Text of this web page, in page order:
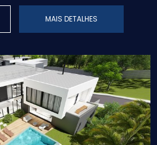
MAIS DETALHES